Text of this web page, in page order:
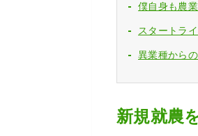
僕自身も農
スタートラ
異業種から
新規就農